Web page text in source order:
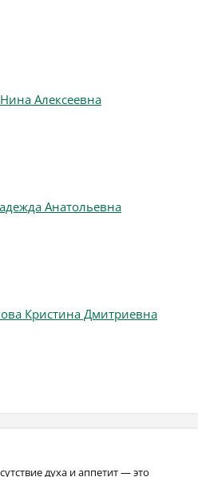
Алексеевна
Анатольевна
Кристина Дмитриевна
духа и аппетит — это